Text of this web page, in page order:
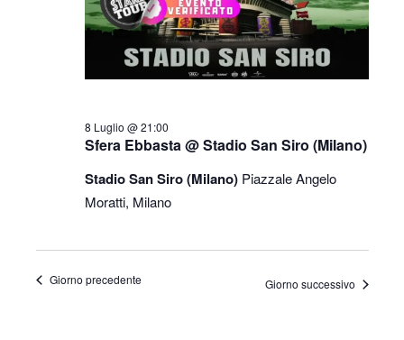
Sfera Ebbasta @ Stadio San Siro (Milano)
8 Luglio @ 21:00
Stadio San Siro (Milano) Piazzale Angelo
Moratti, Milano
Giorno precedente Giorno successivo